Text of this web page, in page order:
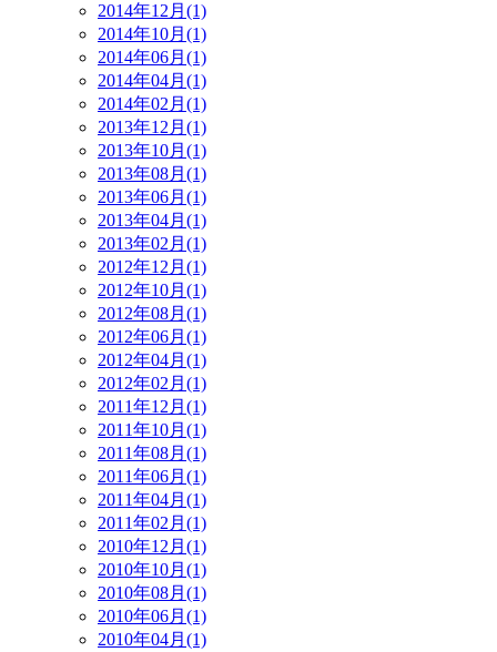
2014年12月(1)
2014年10月(1)
2014年06月(1)
2014年04月(1)
2014年02月(1)
2013年12月(1)
2013年10月(1)
2013年08月(1)
2013年06月(1)
2013年04月(1)
2013年02月(1)
2012年12月(1)
2012年10月(1)
2012年08月(1)
2012年06月(1)
2012年04月(1)
2012年02月(1)
2011年12月(1)
2011年10月(1)
2011年08月(1)
2011年06月(1)
2011年04月(1)
2011年02月(1)
2010年12月(1)
2010年10月(1)
2010年08月(1)
2010年06月(1)
2010年04月(1)